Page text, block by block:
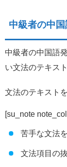
中級者の中
中級者の中国語
い文法のテキスト
文法のテキスト
[su_note
苦手な文法
文法項目の